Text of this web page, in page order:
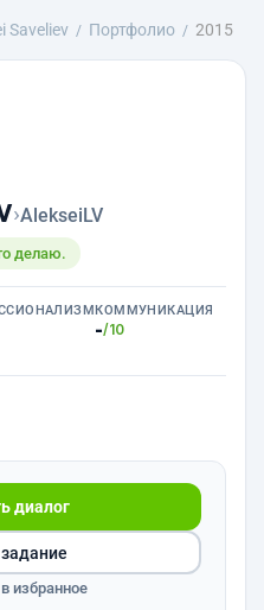
Saveliev Портфолио 2015
›AlekseiLV
делаю.
КОММУНИКАЦИЯ
-/10
диалог
избранное